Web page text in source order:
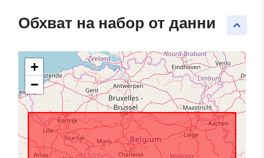
keyboard_arrow_up
Обхват на набор от данни
+
−